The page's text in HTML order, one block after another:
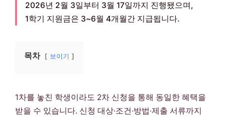
2026년 2월 3일부터 3월 17일까지 진행됐으며,
1학기 지원금은 3~6월 4개월간 지급됩니다.
목차 보이기
1차를 놓친 학생이라도 2차 신청을 통해 동일한 혜택을
받을 수 있습니다. 신청 대상·조건·방법·제출 서류까지